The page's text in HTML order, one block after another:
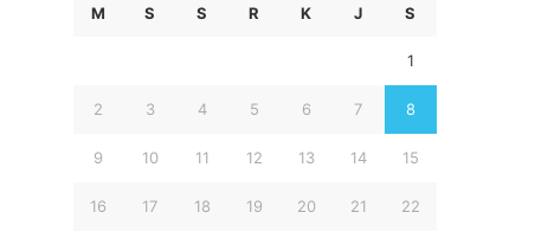
M S S R K J S
1
2 3 4 5 6 7 8
9 10 11 12 13 14 15
16 17 18 19 20 21 22